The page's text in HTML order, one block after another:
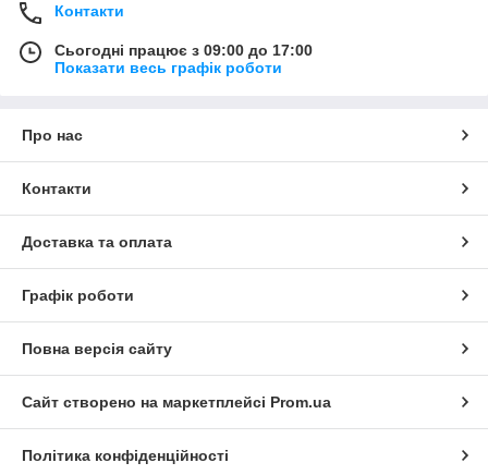
Контакти
Сьогодні працює з 09:00 до 17:00
Показати весь графік роботи
Про нас
Контакти
Доставка та оплата
Графік роботи
Повна версія сайту
Сайт створено на маркетплейсі Prom.ua
Політика конфіденційності